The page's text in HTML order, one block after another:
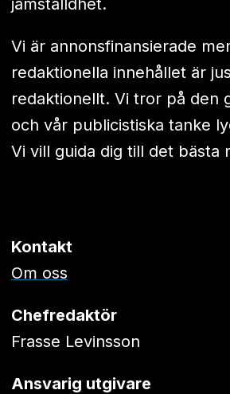
jämställdhet.
Vi är annonsfinansierade
redaktionella innehållet är
redaktionellt. Vi tror på den
och vår publicistiska tanke
Vi vill guida dig till det bästa
Kontakt
Om oss
Chefredaktör
Frasse Levinsson
Ansvarig utgivare